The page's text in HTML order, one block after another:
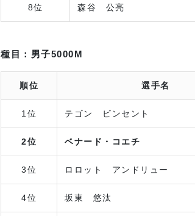
8位 森谷 公亮
種目：男子5000M
順位 選手名
1位 テゴン ビンセント
2位 ベナード・コエチ
3位 ロロット アンドリュー
4位 坂東 悠汰